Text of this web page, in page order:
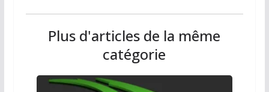
Plus d'articles de la même
catégorie